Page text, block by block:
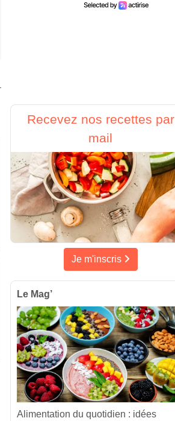
Recevez nos recettes par
mail
Je m'inscris
Le Mag’
Alimentation du quotidien : idées